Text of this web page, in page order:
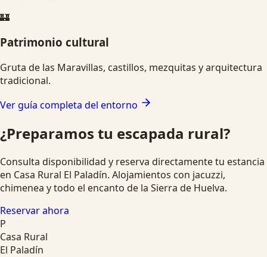
🏰
Patrimonio cultural
Gruta de las Maravillas, castillos, mezquitas y arquitectura
tradicional.
Ver guía completa del entorno
¿Preparamos tu escapada rural?
Consulta disponibilidad y reserva directamente tu estancia
en Casa Rural El Paladín. Alojamientos con jacuzzi,
chimenea y todo el encanto de la Sierra de Huelva.
Reservar ahora
P
Casa Rural
El Paladín